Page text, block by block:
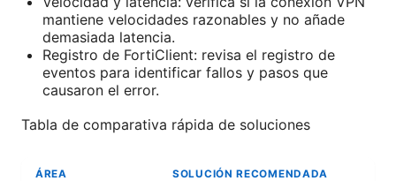
mantiene velocidades razonables y no añade
demasiada latencia.
Registro de FortiClient: revisa el registro de
eventos para identificar fallos y pasos que
causaron el error.
Tabla de comparativa rápida de soluciones
ÁREA SOLUCIÓN RECOMENDADA